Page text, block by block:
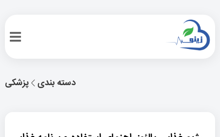
پزشکی دسته بندی